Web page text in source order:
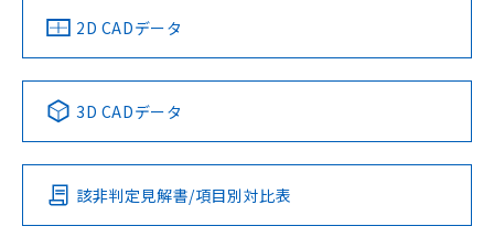
中国 RoHS 注意事項・凡例
Pb Hg Cd Cr(VI)
O
2D CADデータ
3D CADデータ
該非判定見解書/項目別対比表